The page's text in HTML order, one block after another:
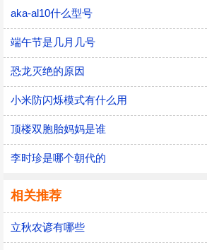
aka-al10什么型号
端午节是几月几号
恐龙灭绝的原因
小米防闪烁模式有什么用
顶楼双胞胎妈妈是谁
李时珍是哪个朝代的
相关推荐
立秋农谚有哪些